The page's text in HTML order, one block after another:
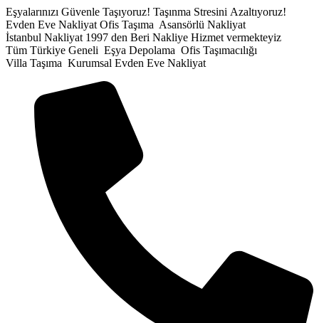
İçeriğe
atla
Eşyalarınızı Güvenle Taşıyoruz! Taşınma Stresini Azaltıyoruz!
Evden Eve Nakliyat Ofis Taşıma Asansörlü Nakliyat
İstanbul Nakliyat 1997 den Beri Nakliye Hizmet vermekteyiz
Tüm Türkiye Geneli Eşya Depolama Ofis Taşımacılığı
Villa Taşıma Kurumsal Evden Eve Nakliyat